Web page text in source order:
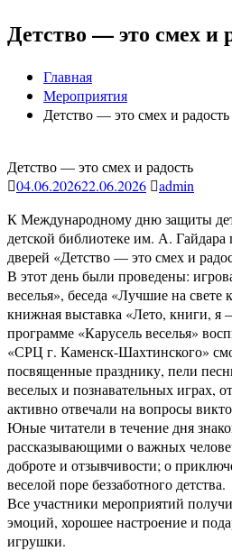
Детство — это смех и
Главная
Мероприятия
Детство — это смех и радость
Детство — это смех и радость
04.06.202622.06.2026
admin
К Международному дню защиты
детской библиотеке им. А.
дверей «Детство — это смех и
В этот день были проведены:
веселья», беседа «Лучшие на свете
книжная выставка «Лето, книги, я
программе «Карусель веселья»
«СРЦ г. Каменск-Шахтинского»
посвященные празднику, пели
веселых и познавательных играх,
активно отвечали на вопросы
Юные читатели в течение дня
рассказывающими о важных
доброте и отзывчивости; о
веселой поре беззаботного детства.
Все участники мероприятий
эмоций, хорошее настроение и
игрушки.